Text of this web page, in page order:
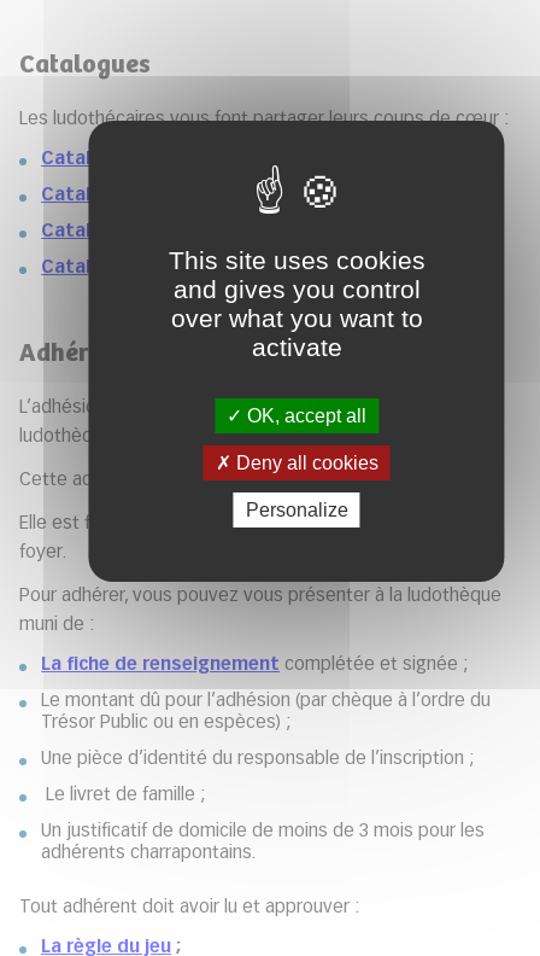
This site uses cookies
and gives you control
over what you want to
activate
OK, accept all
Deny all cookies
Personalize
Catalogues
Les ludothécaires vous font partager leurs coups de cœur :
Catalogue nouveautés
Catalogue jeux d'ambiance
Catalogue coup de cœur
Catalogue de jeux en bois
Adhérer à la ludothèque
L’adhésion est nécessaire pour profiter des services de la
ludothèque.
Cette adhésion est valable un an de date à date.
Elle est familiale et concerne tous les membres du même
foyer.
Pour adhérer, vous pouvez vous présenter à la ludothèque
muni de :
La fiche de renseignement complétée et signée ;
Le montant dû pour l’adhésion (par chèque à l’ordre du
Trésor Public ou en espèces) ;
Une pièce d’identité du responsable de l’inscription ;
Le livret de famille ;
Un justificatif de domicile de moins de 3 mois pour les
adhérents charrapontains.
Tout adhérent doit avoir lu et approuver :
La règle du jeu ;